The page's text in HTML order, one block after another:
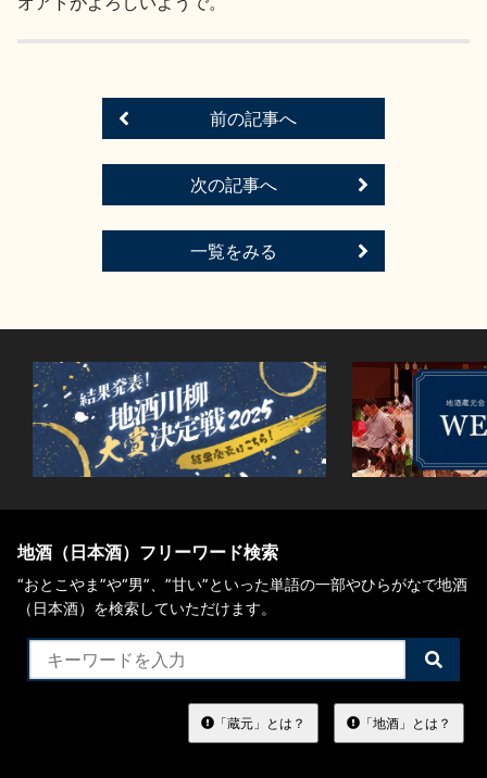
前の記事へ
次の記事へ
一覧をみる
地酒（日本酒）フリーワード検索
“おとこやま”や“男”、”甘い”といった単語の一部やひらがなで地酒
（日本酒）を検索していただけます。
検
索
る
「蔵元」とは？ 「地酒」とは？